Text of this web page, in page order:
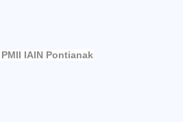
IAIN Pontianak